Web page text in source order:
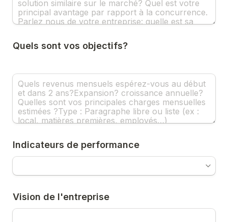
Quels sont vos objectifs?
Indicateurs de performance
Vision de l'entreprise